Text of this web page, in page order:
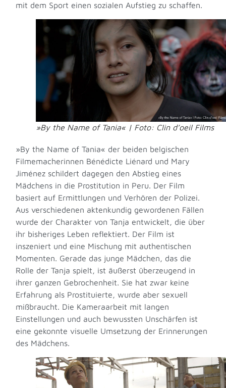
mit dem Sport einen sozialen Aufstieg zu schaffen.
»By the Name of Tania« | Foto: Clin d’oeil Films
»By the Name of Tania« der beiden belgischen
Filmemacherinnen Bénédicte Liénard und Mary
Jiménez schildert dagegen den Abstieg eines
Mädchens in die Prostitution in Peru. Der Film
basiert auf Ermittlungen und Verhören der Polizei.
Aus verschiedenen aktenkundig gewordenen Fällen
wurde der Charakter von Tanja entwickelt, die über
ihr bisheriges Leben reflektiert. Der Film ist
inszeniert und eine Mischung mit authentischen
Momenten. Gerade das junge Mädchen, das die
Rolle der Tanja spielt, ist äußerst überzeugend in
ihrer ganzen Gebrochenheit. Sie hat zwar keine
Erfahrung als Prostituierte, wurde aber sexuell
mißbraucht. Die Kameraarbeit mit langen
Einstellungen und auch bewussten Unschärfen ist
eine gekonnte visuelle Umsetzung der Erinnerungen
des Mädchens.